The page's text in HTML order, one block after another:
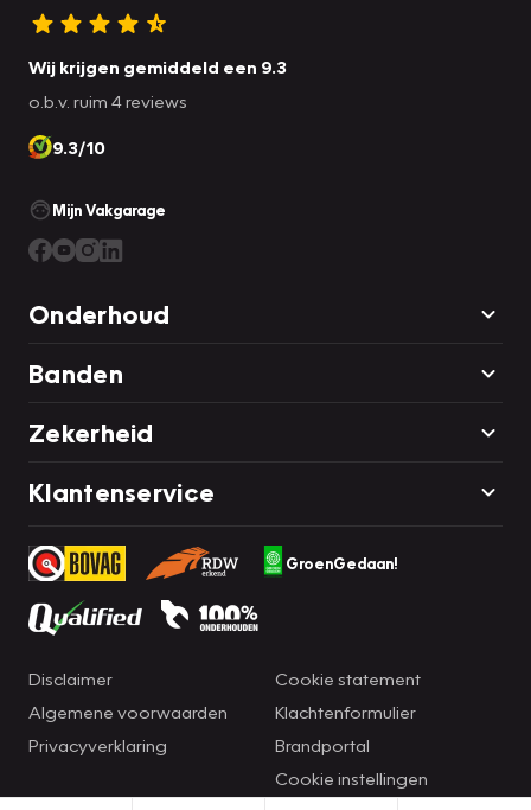
Wij krijgen gemiddeld een 9.3
o.b.v. ruim 4 reviews
9.3/10
Mijn Vakgarage
Onderhoud
Banden
Zekerheid
Klantenservice
GroenGedaan!
Disclaimer
Algemene voorwaarden
Privacyverklaring
Cookie statement
Klachtenformulier
Brandportal
Cookie instellingen